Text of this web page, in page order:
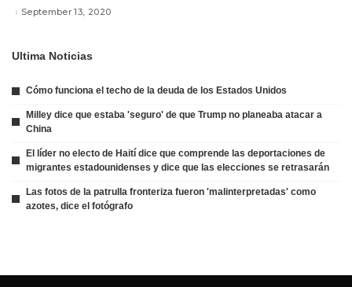
September 13, 2020
Ultima Noticias
Cómo funciona el techo de la deuda de los Estados Unidos
Milley dice que estaba 'seguro' de que Trump no planeaba atacar a
China
El líder no electo de Haití dice que comprende las deportaciones de
migrantes estadounidenses y dice que las elecciones se retrasarán
Las fotos de la patrulla fronteriza fueron 'malinterpretadas' como
azotes, dice el fotógrafo